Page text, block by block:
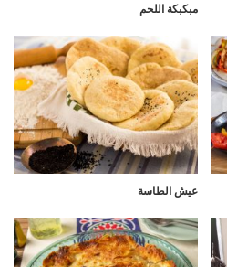
مبكبكة اللحم
عيش الطاسة